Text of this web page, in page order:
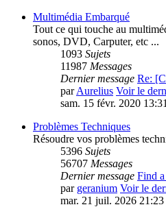
Multimédia Embarqué
Tout ce qui touche au
sonos, DVD, Carputer, etc ...
1093 Sujets
11987 Messages
Dernier message Re:
parAurelius Voir le
sam. 15 févr. 2020 13:31
Problèmes Techniques
Résoudre vos problèmes
5396 Sujets
56707 Messages
Dernier message Find
par geranium Voir le
mar. 21 juil. 2026 21:23